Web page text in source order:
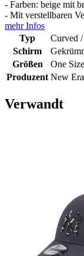
- Farben: beige mit
- Mit verstellbaren
mehr Infos
Typ
Curved
Schirm
Größen
One Size
Produzent New Era
Verwandt